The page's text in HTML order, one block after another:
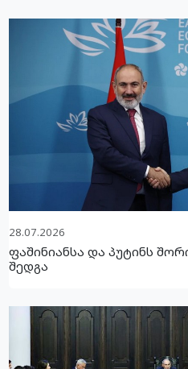
28.07.2026
ფაშინიანსა და პუტინს
შედგა